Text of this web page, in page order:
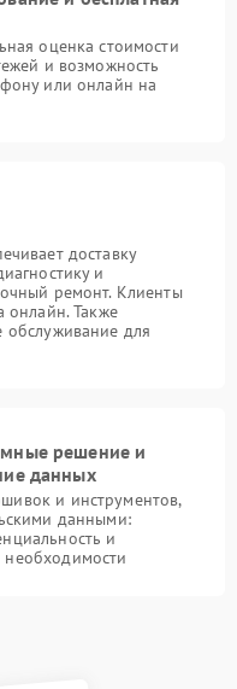
оценка стоимости
и возможность
или онлайн на
доставку
и
ремонт. Клиенты
онлайн. Также
обслуживание для
решение и
данных
и инструментов,
данными:
и